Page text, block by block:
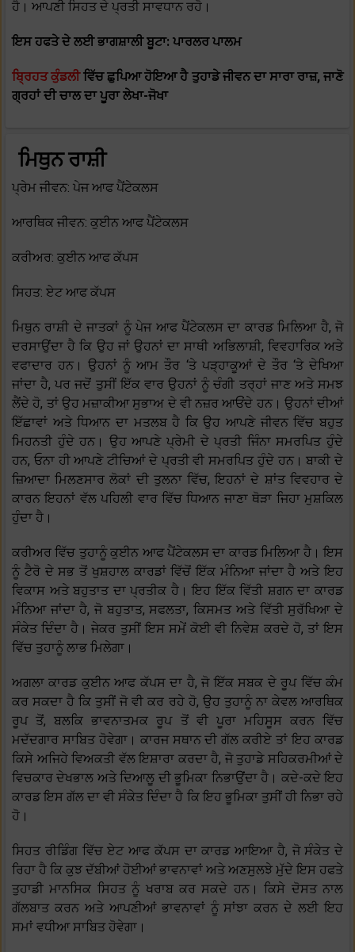
ਹੈ। ਆਪਣੀ ਸਿਹਤ ਦੇ ਪ੍ਰਤੀ ਸਾਵਧਾਨ ਰਹੋ।
ਇਸ ਹਫਤੇ ਦੇ ਲਈ ਭਾਗਸ਼ਾਲੀ ਬੂਟਾ: ਪਾਰਲਰ ਪਾਲਮ
ਬ੍ਰਿਹਤ ਕੁੰਡਲੀਵਿੱਚ ਛੁਪਿਆ ਹੋਇਆ ਹੈ ਤੁਹਾਡੇ ਜੀਵਨ ਦਾ ਸਾਰਾ ਰਾਜ਼, ਜਾਣੋ
ਗ੍ਰਹਾਂ ਦੀ ਚਾਲ ਦਾ ਪੂਰਾ ਲੇਖਾ-ਜੋਖਾ
ਮਿਥੁਨ ਰਾਸ਼ੀ
ਪ੍ਰੇਮ ਜੀਵਨ: ਪੇਜ ਆਫ ਪੈਂਟੇਕਲਸ
ਆਰਥਿਕ ਜੀਵਨ: ਕੁਈਨ ਆਫ ਪੈਂਟੇਕਲਸ
ਕਰੀਅਰ: ਕੁਈਨ ਆਫ ਕੱਪਸ
ਸਿਹਤ: ਏਟ ਆਫ ਕੱਪਸ
ਮਿਥੁਨ ਰਾਸ਼ੀ ਦੇ ਜਾਤਕਾਂ ਨੂੰ ਪੇਜ ਆਫ ਪੈਂਟੇਕਲਸ ਦਾ ਕਾਰਡ ਮਿਲਿਆ ਹੈ, ਜੋ
ਦਰਸਾਉਂਦਾ ਹੈ ਕਿ ਉਹ ਜਾਂ ਉਹਨਾਂ ਦਾ ਸਾਥੀ ਅਭਿਲਾਸ਼ੀ, ਵਿਵਹਾਰਿਕ ਅਤੇ
ਵਫਾਦਾਰ ਹਨ। ਉਹਨਾਂ ਨੂੰ ਆਮ ਤੌਰ ‘ਤੇ ਪੜ੍ਹਾਕੂਆਂ ਦੇ ਤੌਰ ‘ਤੇ ਦੇਖਿਆ
ਜਾਂਦਾ ਹੈ, ਪਰ ਜਦੋਂ ਤੁਸੀਂ ਇੱਕ ਵਾਰ ਉਹਨਾਂ ਨੂੰ ਚੰਗੀ ਤਰ੍ਹਾਂ ਜਾਣ ਅਤੇ ਸਮਝ
ਲੈਂਦੇ ਹੋ, ਤਾਂ ਉਹ ਮਜ਼ਾਕੀਆ ਸੁਭਾਅ ਦੇ ਵੀ ਨਜ਼ਰ ਆਓਂਦੇ ਹਨ। ਉਹਨਾਂ ਦੀਆਂ
ਇੱਛਾਵਾਂ ਅਤੇ ਧਿਆਨ ਦਾ ਮਤਲਬ ਹੈ ਕਿ ਉਹ ਆਪਣੇ ਜੀਵਨ ਵਿੱਚ ਬਹੁਤ
ਮਿਹਨਤੀ ਹੁੰਦੇ ਹਨ। ਉਹ ਆਪਣੇ ਪ੍ਰੇਮੀ ਦੇ ਪ੍ਰਤੀ ਜਿੰਨਾ ਸਮਰਪਿਤ ਹੁੰਦੇ
ਹਨ, ਓਨਾ ਹੀ ਆਪਣੇ ਟੀਚਿਆਂ ਦੇ ਪ੍ਰਤੀ ਵੀ ਸਮਰਪਿਤ ਹੁੰਦੇ ਹਨ। ਬਾਕੀ ਦੇ
ਜ਼ਿਆਦਾ ਮਿਲਣਸਾਰ ਲੋਕਾਂ ਦੀ ਤੁਲਨਾ ਵਿੱਚ, ਇਹਨਾਂ ਦੇ ਸ਼ਾਂਤ ਵਿਵਹਾਰ ਦੇ
ਕਾਰਨ ਇਹਨਾਂ ਵੱਲ ਪਹਿਲੀ ਵਾਰ ਵਿੱਚ ਧਿਆਨ ਜਾਣਾ ਥੋੜਾ ਜਿਹਾ ਮੁਸ਼ਕਿਲ
ਹੁੰਦਾ ਹੈ।
ਕਰੀਅਰ ਵਿੱਚ ਤੁਹਾਨੂੰ ਕੁਈਨ ਆਫ ਪੈਂਟੇਕਲਸ ਦਾ ਕਾਰਡ ਮਿਲਿਆ ਹੈ। ਇਸ
ਨੂੰ ਟੈਰੋ ਦੇ ਸਭ ਤੋਂ ਖੁਸ਼ਹਾਲ ਕਾਰਡਾਂ ਵਿੱਚੋਂ ਇੱਕ ਮੰਨਿਆ ਜਾਂਦਾ ਹੈ ਅਤੇ ਇਹ
ਵਿਕਾਸ ਅਤੇ ਬਹੁਤਾਤ ਦਾ ਪ੍ਰਤੀਕ ਹੈ। ਇਹ ਇੱਕ ਵਿੱਤੀ ਸ਼ਗਨ ਦਾ ਕਾਰਡ
ਮੰਨਿਆ ਜਾਂਦਾ ਹੈ, ਜੋ ਬਹੁਤਾਤ, ਸਫਲਤਾ, ਕਿਸਮਤ ਅਤੇ ਵਿੱਤੀ ਸੁਰੱਖਿਆ ਦੇ
ਸੰਕੇਤ ਦਿੰਦਾ ਹੈ। ਜੇਕਰ ਤੁਸੀਂ ਇਸ ਸਮੇਂ ਕੋਈ ਵੀ ਨਿਵੇਸ਼ ਕਰਦੇ ਹੋ, ਤਾਂ ਇਸ
ਵਿੱਚ ਤੁਹਾਨੂੰ ਲਾਭ ਮਿਲੇਗਾ।
ਅਗਲਾ ਕਾਰਡ ਕੁਈਨ ਆਫ ਕੱਪਸ ਦਾ ਹੈ, ਜੋ ਇੱਕ ਸਬਕ ਦੇ ਰੂਪ ਵਿੱਚ ਕੰਮ
ਕਰ ਸਕਦਾ ਹੈ ਕਿ ਤੁਸੀਂ ਜੋ ਵੀ ਕਰ ਰਹੇ ਹੋ, ਉਹ ਤੁਹਾਨੂੰ ਨਾ ਕੇਵਲ ਆਰਥਿਕ
ਰੂਪ ਤੋਂ, ਬਲਕਿ ਭਾਵਨਾਤਮਕ ਰੂਪ ਤੋਂ ਵੀ ਪੂਰਾ ਮਹਿਸੂਸ ਕਰਨ ਵਿੱਚ
ਮਦੱਦਗਾਰ ਸਾਬਿਤ ਹੋਵੇਗਾ। ਕਾਰਜ ਸਥਾਨ ਦੀ ਗੱਲ ਕਰੀਏ ਤਾਂ ਇਹ ਕਾਰਡ
ਕਿਸੇ ਅਜਿਹੇ ਵਿਅਕਤੀ ਵੱਲ ਇਸ਼ਾਰਾ ਕਰਦਾ ਹੈ, ਜੋ ਤੁਹਾਡੇ ਸਹਿਕਰਮੀਆਂ ਦੇ
ਵਿਚਕਾਰ ਦੇਖਭਾਲ ਅਤੇ ਦਿਆਲੂ ਦੀ ਭੂਮਿਕਾ ਨਿਭਾਉਂਦਾ ਹੈ। ਕਦੇ-ਕਦੇ ਇਹ
ਕਾਰਡ ਇਸ ਗੱਲ ਦਾ ਵੀ ਸੰਕੇਤ ਦਿੰਦਾ ਹੈ ਕਿ ਇਹ ਭੂਮਿਕਾ ਤੁਸੀਂ ਹੀ ਨਿਭਾ ਰਹੇ
ਹੋ।
ਸਿਹਤ ਰੀਡਿੰਗ ਵਿੱਚ ਏਟ ਆਫ ਕੱਪਸ ਦਾ ਕਾਰਡ ਆਇਆ ਹੈ, ਜੋ ਸੰਕੇਤ ਦੇ
ਰਿਹਾ ਹੈ ਕਿ ਕੁਝ ਦੱਬੀਆਂ ਹੋਈਆਂ ਭਾਵਨਾਵਾਂ ਅਤੇ ਅਣਸੁਲਝੇ ਮੁੱਦੇ ਇਸ ਹਫਤੇ
ਤੁਹਾਡੀ ਮਾਨਸਿਕ ਸਿਹਤ ਨੂੰ ਖਰਾਬ ਕਰ ਸਕਦੇ ਹਨ। ਕਿਸੇ ਦੋਸਤ ਨਾਲ
ਗੱਲਬਾਤ ਕਰਨ ਅਤੇ ਆਪਣੀਆਂ ਭਾਵਨਾਵਾਂ ਨੂੰ ਸਾਂਝਾ ਕਰਨ ਦੇ ਲਈ ਇਹ
ਸਮਾਂ ਵਧੀਆ ਸਾਬਿਤ ਹੋਵੇਗਾ।